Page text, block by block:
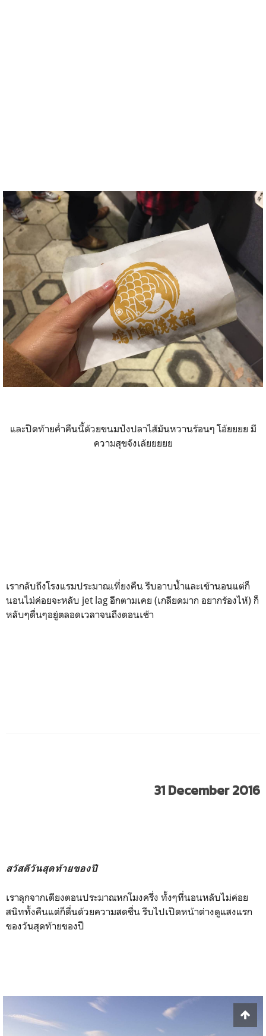
และปิดท้ายค่ำคืนนี้ด้วยขนมปังปลาไส้มันหวานร้อนๆ โอ้ยยยย มี
ความสุขจังเล้ยยยยย
เรากลับถึงโรงแรมประมาณเที่ยงคืน รีบอาบน้ำและเข้านอนแต่ก็
นอนไม่ค่อยจะหลับ jet lag อีกตามเคย (เกลียดมาก อยากร้องไห้) ก็
หลับๆตื่นๆอยู่ตลอดเวลาจนถึงตอนเช้า
31 December 2016
สวัสดีวันสุดท้ายของปี
เราลุกจากเตียงตอนประมาณหกโมงครึ่ง ทั้งๆที่นอนหลับไม่ค่อย
สนิททั้งคืนแต่ก็ตื่นด้วยความสดชื่น รีบไปเปิดหน้าต่างดูแสงแรก
ของวันสุดท้ายของปี